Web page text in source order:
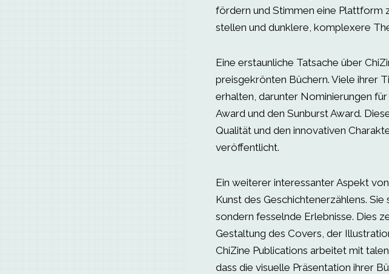
fördern und Stimmen eine Plattform
stellen und dunklere, komplexere
Eine erstaunliche Tatsache über
preisgekrönten Büchern. Viele ihrer
erhalten, darunter Nominierungen
Award und den Sunburst Award.
Qualität und den innovativen
veröffentlicht.
Ein weiterer interessanter Aspekt
Kunst des Geschichtenerzählens.
sondern fesselnde Erlebnisse. Dies
Gestaltung des Covers, der
ChiZine Publications arbeitet mit
dass die visuelle Präsentation ihrer